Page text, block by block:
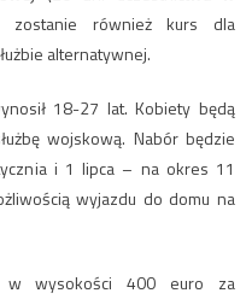
zostanie również kurs dla
alternatywnej.
18-27 lat. Kobiety będą
wojskową. Nabór będzie
i 1 lipca – na okres 11
wyjazdu do domu na
w wysokości 400 euro za